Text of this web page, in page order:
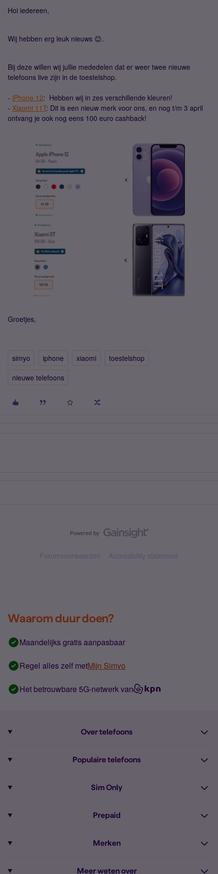
Hoi iedereen,
Wij hebben erg leuk nieuws 😊.
Bij deze willen wij jullie mededelen dat er weer twee nieuwe
telefoons live zijn in de toestelshop.
- iPhone 12: Hebben wij in zes verschillende kleuren!
- Xiaomi 11T: Dit is een nieuw merk voor ons, en nog t/m 3 april
ontvang je ook nog eens 100 euro cashback!
Groetjes,
simyo iphone xiaomi
toestelshop
nieuwe telefoons
Forumvoorwaarden Accessibility statement
Waarom duur doen?
Maandelijks gratis aanpasbaar
Regel alles zelf metMijn Simyo
Het betrouwbare 5G-netwerk van
Over telefoons
Alle telefoons
Populaire telefoons
iPhone 16
Sim Only
Onbeperkt bellen
Zakelijk Sim Only abonnement
Prepaid
Merken
Meer weten over